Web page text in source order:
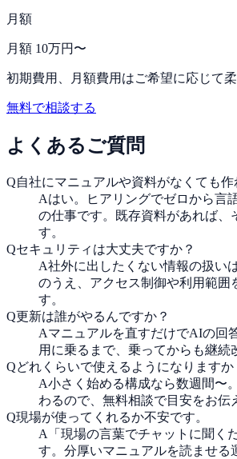
月額
月額 10万円〜
初期費用、月額費用はご希望に応じて
無料で相談する
よくあるご質問
Q自社にマニュアルや資料がなくても作
Aはい。ヒアリングでゼロから言
の仕事です。既存資料があれば、
す。
Qセキュリティは大丈夫ですか？
A社外に出したくない情報の扱い
のうえ、アクセス制御や利用範囲
す。
Q更新は誰がやるんですか？
Aマニュアルを直すだけでAIの回
用に乗るまで、乗ってからも継続
Qどれくらいで使えるようになりますか
A小さく始める構成なら数週間〜
わるので、無料相談で目安をお伝
Q現場が使ってくれるか不安です。
A
「現場の言葉でチャットに聞く
す。分厚いマニュアルを読ませる